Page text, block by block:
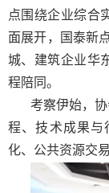
点围绕企业综合
面展开，国泰新
城、建筑企业华
程陪同。
考察伊始，
程、技术成果与
化、公共资源交